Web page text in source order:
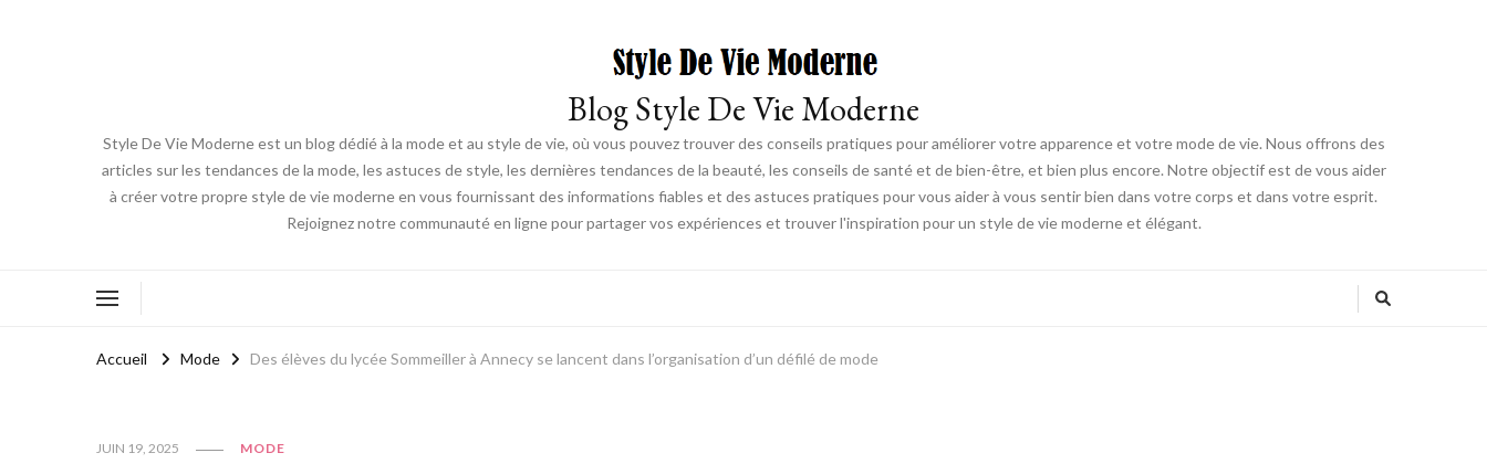
Blog Style De Vie Moderne
Style De Vie Moderne est un blog dédié à la mode et au style de vie, où vous pouvez trouver des conseils pratiques pour améliorer votre apparence et votre mode de vie. Nous offrons des
articles sur les tendances de la mode, les astuces de style, les dernières tendances de la beauté, les conseils de santé et de bien-être, et bien plus encore. Notre objectif est de vous aider
à créer votre propre style de vie moderne en vous fournissant des informations fiables et des astuces pratiques pour vous aider à vous sentir bien dans votre corps et dans votre esprit.
Rejoignez notre communauté en ligne pour partager vos expériences et trouver l'inspiration pour un style de vie moderne et élégant.
Accueil Mode Des élèves du lycée Sommeiller à Annecy se lancent dans l’organisation d’un défilé de mode
JUIN 19, 2025 MODE